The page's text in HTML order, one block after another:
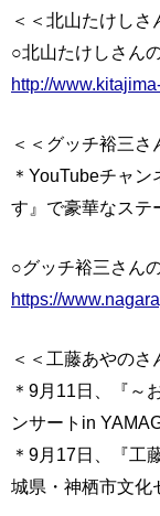
＜＜北山たけしさ
○北山たけしさん
http://
＜＜グッチ裕三さ
＊YouTubeチャ
す』で豪華なステ
○グッチ裕三さん
https://
＜＜工藤あやのさ
＊9月11日、『～
ンサートin
＊9月17日、『工
城県・神栖市文化